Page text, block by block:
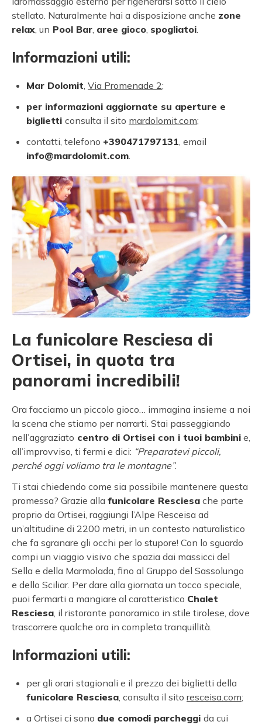
stellato. Naturalmente hai a disposizione anche zone
relax, un Pool Bar, aree gioco, spogliatoi.
Informazioni utili:
Mar Dolomit, Via Promenade 2;
per informazioni aggiornate su aperture e
biglietti consulta il sito mardolomit.com;
contatti, telefono +390471797131, email
info@mardolomit.com.
La funicolare Resciesa di
Ortisei, in quota tra
panorami incredibili!
Ora facciamo un piccolo gioco… immagina insieme a noi
la scena che stiamo per narrarti. Stai passeggiando
nell’aggraziato centro di Ortisei con i tuoi bambini e,
all’improvviso, ti fermi e dici: “Preparatevi piccoli,
perché oggi voliamo tra le montagne”.
Ti stai chiedendo come sia possibile mantenere questa
promessa? Grazie alla funicolare Resciesa che parte
proprio da Ortisei, raggiungi l’Alpe Resceisa ad
un’altitudine di 2200 metri, in un contesto naturalistico
che fa sgranare gli occhi per lo stupore! Con lo sguardo
compi un viaggio visivo che spazia dai massicci del
Sella e della Marmolada, fino al Gruppo del Sassolungo
e dello Sciliar. Per dare alla giornata un tocco speciale,
puoi fermarti a mangiare al caratteristico Chalet
Resciesa, il ristorante panoramico in stile tirolese, dove
trascorrere qualche ora in completa tranquillità.
Informazioni utili:
per gli orari stagionali e il prezzo dei biglietti della
funicolare Resciesa, consulta il sito resceisa.com;
a Ortisei ci sono due comodi parcheggi da cui